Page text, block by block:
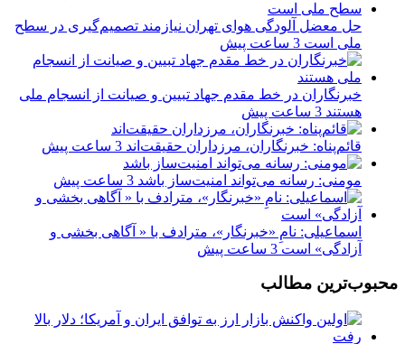
حل معضل آلودگی هوای تهران نیازمند تصمیم‌گیری در سطح
ملی است 3 ساعت پیش
خبرنگاران در خط مقدم جهاد تبیین و صیانت از انسجام ملی
هستند 3 ساعت پیش
قائم‌پناه: ‏خبرنگاران، مرزداران حقیقت‌اند 3 ساعت پیش
مومنی: رسانه می‌تواند امنیت‌ساز باشد 3 ساعت پیش
اسماعیلی: نامِ «خبرنگار»، مترادف با « آگاهی بخشی و
آزادگی» است 3 ساعت پیش
محبوب‌ترین مطالب